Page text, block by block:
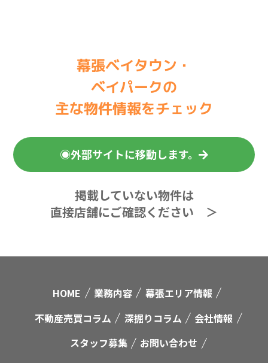
幕張ベイタウン・
ベイパークの
主な物件情報をチェック
◉外部サイトに移動します。
掲載していない物件は
直接店舗にご確認ください ＞
HOME 業務内容
幕張エリア情報
不動産売買コラム
深掘りコラム
会社情報
スタッフ募集
お問い合わせ